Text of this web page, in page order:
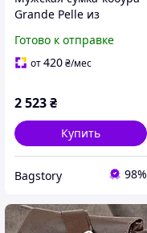
Grande Pelle из
одним отделением
черная
Готово к отправке
от420₴/мес
2 523₴
Купить
Bagstory 98%